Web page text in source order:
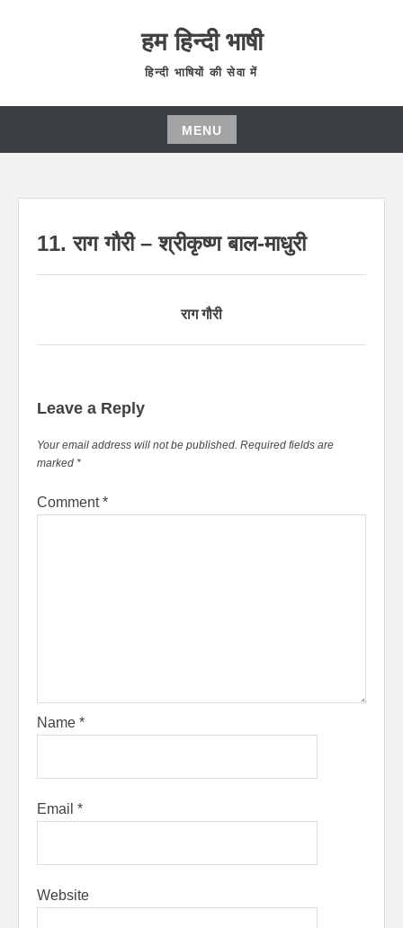
हम हिन्दी भाषी
हिन्दी भाषियों की सेवा में
MENU
11. राग गौरी – श्रीकृष्ण बाल-माधुरी
राग गौरी
Leave a Reply
Your email address will not be published. Required fields are
marked *
Comment*
Name *
Email *
Website